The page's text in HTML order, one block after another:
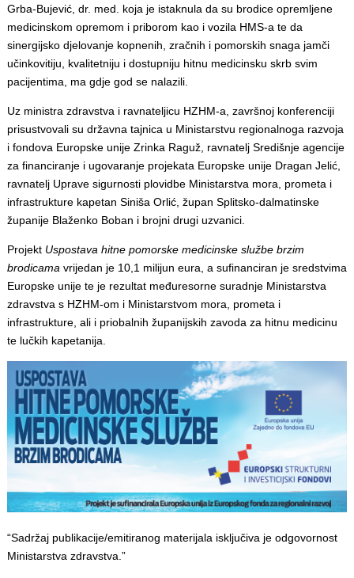
Grba-Bujević, dr. med. koja je istaknula da su brodice opremljene
medicinskom opremom i priborom kao i vozila HMS-a te da
sinergijsko djelovanje kopnenih, zračnih i pomorskih snaga jamči
učinkovitiju, kvalitetniju i dostupniju hitnu medicinsku skrb svim
pacijentima, ma gdje god se nalazili.
Uz ministra zdravstva i ravnateljicu HZHM-a, završnoj konferenciji
prisustvovali su državna tajnica u Ministarstvu regionalnoga razvoja
i fondova Europske unije Zrinka Raguž, ravnatelj Središnje agencije
za financiranje i ugovaranje projekata Europske unije Dragan Jelić,
ravnatelj Uprave sigurnosti plovidbe Ministarstva mora, prometa i
infrastrukture kapetan Siniša Orlić, župan Splitsko-dalmatinske
županije Blaženko Boban i brojni drugi uzvanici.
Projekt Uspostava hitne pomorske medicinske službe brzim
brodicama vrijedan je 10,1 milijun eura, a sufinanciran je sredstvima
Europske unije te je rezultat međuresorne suradnje Ministarstva
zdravstva s HZHM-om i Ministarstvom mora, prometa i
infrastrukture, ali i priobalnih županijskih zavoda za hitnu medicinu
te lučkih kapetanija.
“Sadržaj publikacije/emitiranog materijala isključiva je odgovornost
Ministarstva zdravstva.”